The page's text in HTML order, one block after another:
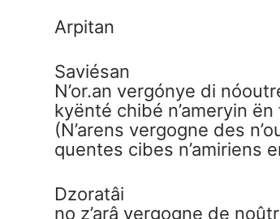
Arpitan
Saviésan
N’or.an vergónye di
kyënté chibé n’ameryin ën
(N’arens vergogne des
quentes cibes n’amiriens
Dzoratâi
no z’arâ vergogne de